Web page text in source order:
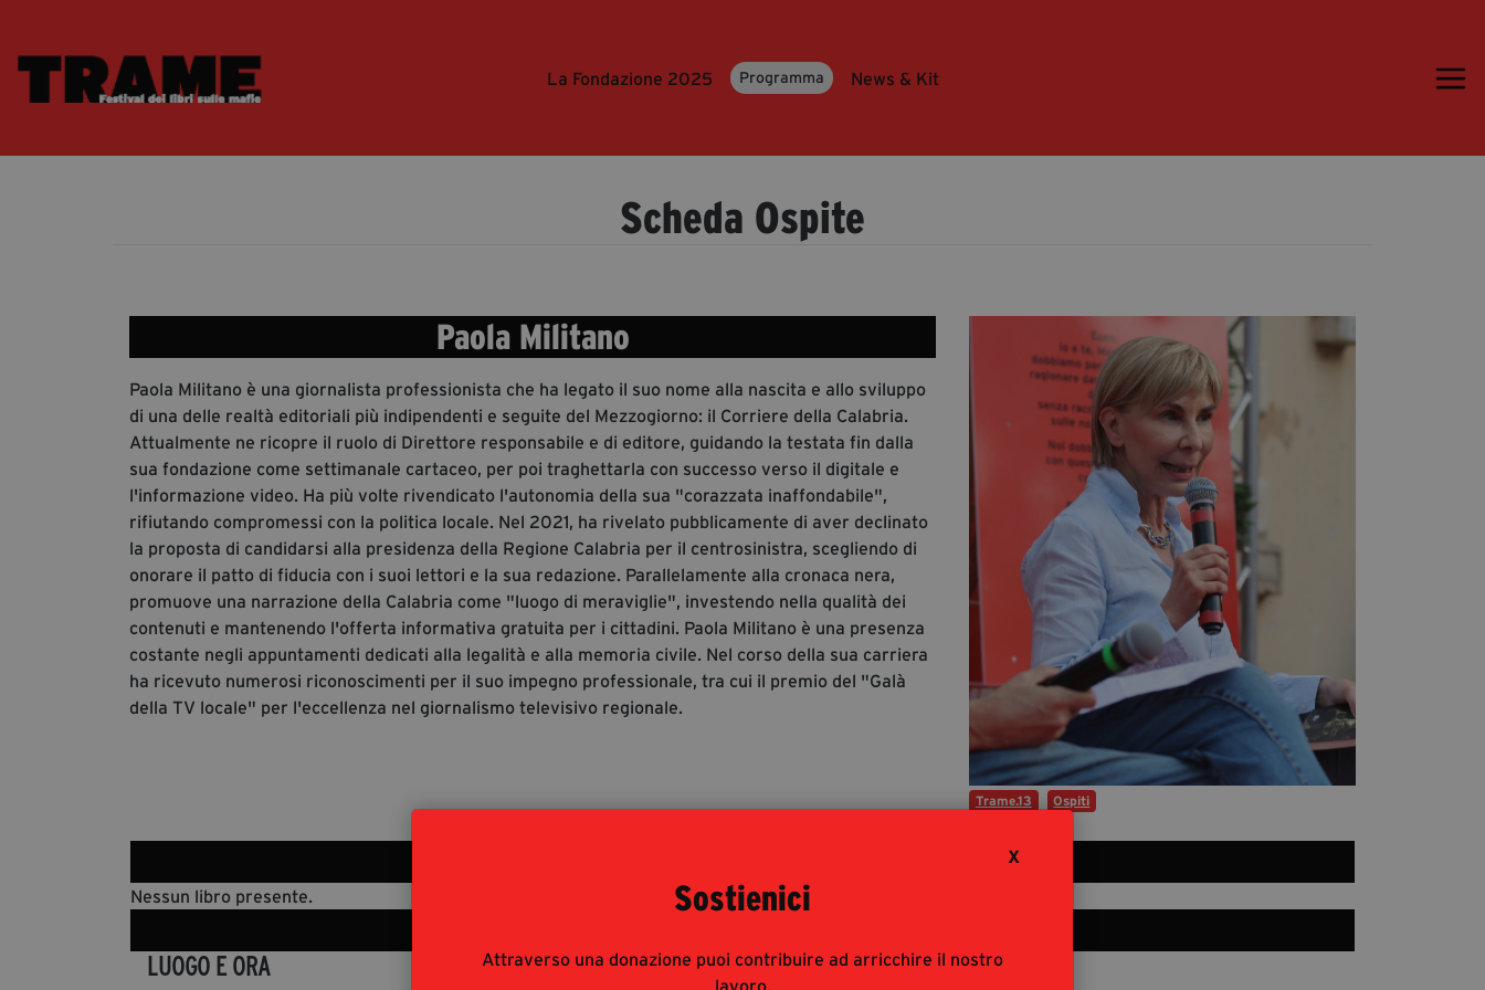
X
Sostienici
Attraverso una donazione puoi contribuire ad arricchire il nostro
lavoro.
La Fondazione 2025 Programma News & Kit
Ospiti | Trame.15
News & Kit
Accrediti Stampa | Trame.15
Cartella Stampa
Rassegna Stampa
Partecipa
Diventa Partner
Sostienici
Fondazione Trame
La fondazione 2025
Civico Trame
Progetto Trame a Scuola
Progetto Visioni Civiche
Mostra 3D - Visioni Civiche
Il Diritto di Essere
Contatti
Scheda Ospite
Paola Militano
Paola Militano è una giornalista professionista che ha legato il suo nome alla nascita e allo sviluppo
di una delle realtà editoriali più indipendenti e seguite del Mezzogiorno: il Corriere della Calabria.
Attualmente ne ricopre il ruolo di Direttore responsabile e di editore, guidando la testata fin dalla
sua fondazione come settimanale cartaceo, per poi traghettarla con successo verso il digitale e
l'informazione video. Ha più volte rivendicato l'autonomia della sua "corazzata inaffondabile",
rifiutando compromessi con la politica locale. Nel 2021, ha rivelato pubblicamente di aver declinato
la proposta di candidarsi alla presidenza della Regione Calabria per il centrosinistra, scegliendo di
onorare il patto di fiducia con i suoi lettori e la sua redazione. Parallelamente alla cronaca nera,
promuove una narrazione della Calabria come "luogo di meraviglie", investendo nella qualità dei
contenuti e mantenendo l'offerta informativa gratuita per i cittadini. Paola Militano è una presenza
costante negli appuntamenti dedicati alla legalità e alla memoria civile. Nel corso della sua carriera
ha ricevuto numerosi riconoscimenti per il suo impegno professionale, tra cui il premio del "Galà
della TV locale" per l'eccellenza nel giornalismo televisivo regionale.
Trame.13 Ospiti
Nessun libro presente.
LUOGO E ORA DETTAGLI